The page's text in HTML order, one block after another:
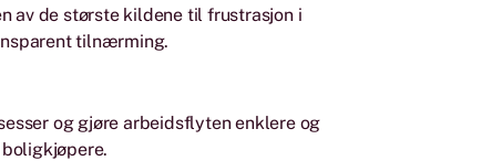
av de største kildene til frustrasjon i
tilnærming.
og gjøre arbeidsflyten enklere og